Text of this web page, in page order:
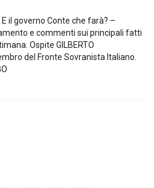
E il governo Conte che farà? –
e commenti sui principali fatti
Ospite GILBERTO
del Fronte Sovranista Italiano.